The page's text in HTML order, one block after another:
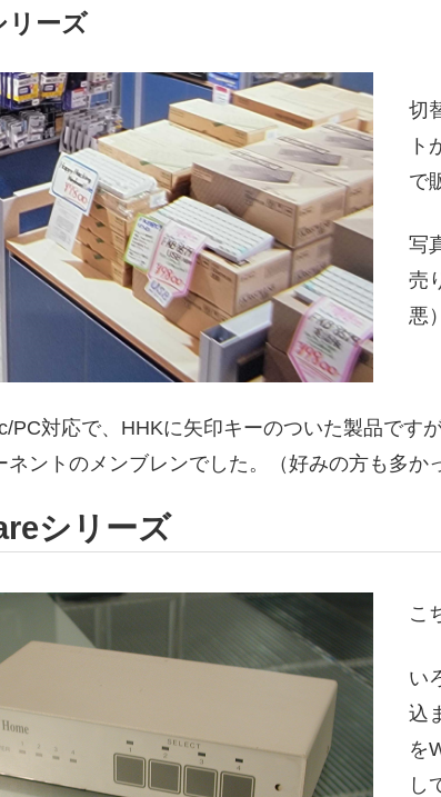
リーズ
切
ト
で
写
売
悪）
PC対応で、HHKに矢印キーのついた製品です
ネントのメンブレンでした。（好みの方も多か
シリーズ
こ
い
込
を
し